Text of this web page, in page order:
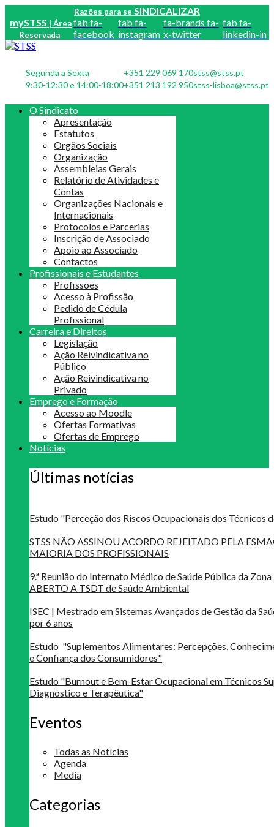
Razões para se SINDICALIZAR
mySTSS | Área
Reservada
fab fa-
facebook
fab fa-
instagram
fa-brands fa-
x-twitter
fab fa-
linkedin-in
Segunda a Sexta
9:30-12:30 e 14:00-18:00
+351 229 069 170
+351 213 192 950
stss@stss.pt
stss-lisboa@stss.pt
O Sindicato
Apresentação
Estatutos
Orgãos Sociais
Organização
Assembleias Gerais
Relatório de Atividades e
Contas
Organizações Nacionais e
Internacionais
Protocolos e Parcerias
Inscrição de Associado
Apoio ao Associado
Contactos
Profissionais e Estudantes
Profissões
Acesso à Profissão
Pedido de Cédula
Profissional
Carreira e Direitos
Legislação
Ação Reivindicativa no
Público
Ação Reivindicativa no
Privado
Emprego e Formação
Acesso ao Moodle
Ofertas Formativas
Ofertas de Emprego
Notícias
Últimas notícias
Estudo "Perceção dos Riscos Ocupacionais dos Técnicos
STSS NÃO ASSINOU ACORDO REJEITADO PELA
MAIORIA DOS PROFISSIONAIS
9.ª Reunião do Internato Médico de Saúde Pública da
ABERTO A TSDT de Saúde Ambiental
ISEC | Mestrado em Sistemas Avançados de Gestão da
por 6 anos
Estudo "Suplementos Alimentares: Percepções,
e Confiança dos Consumidores"
Estudo "Burnout e Bem-Estar Ocupacional em Técnicos
Diagnóstico e Terapêutica"
Eventos
Todas as Notícias
Agenda
Media
Categorias